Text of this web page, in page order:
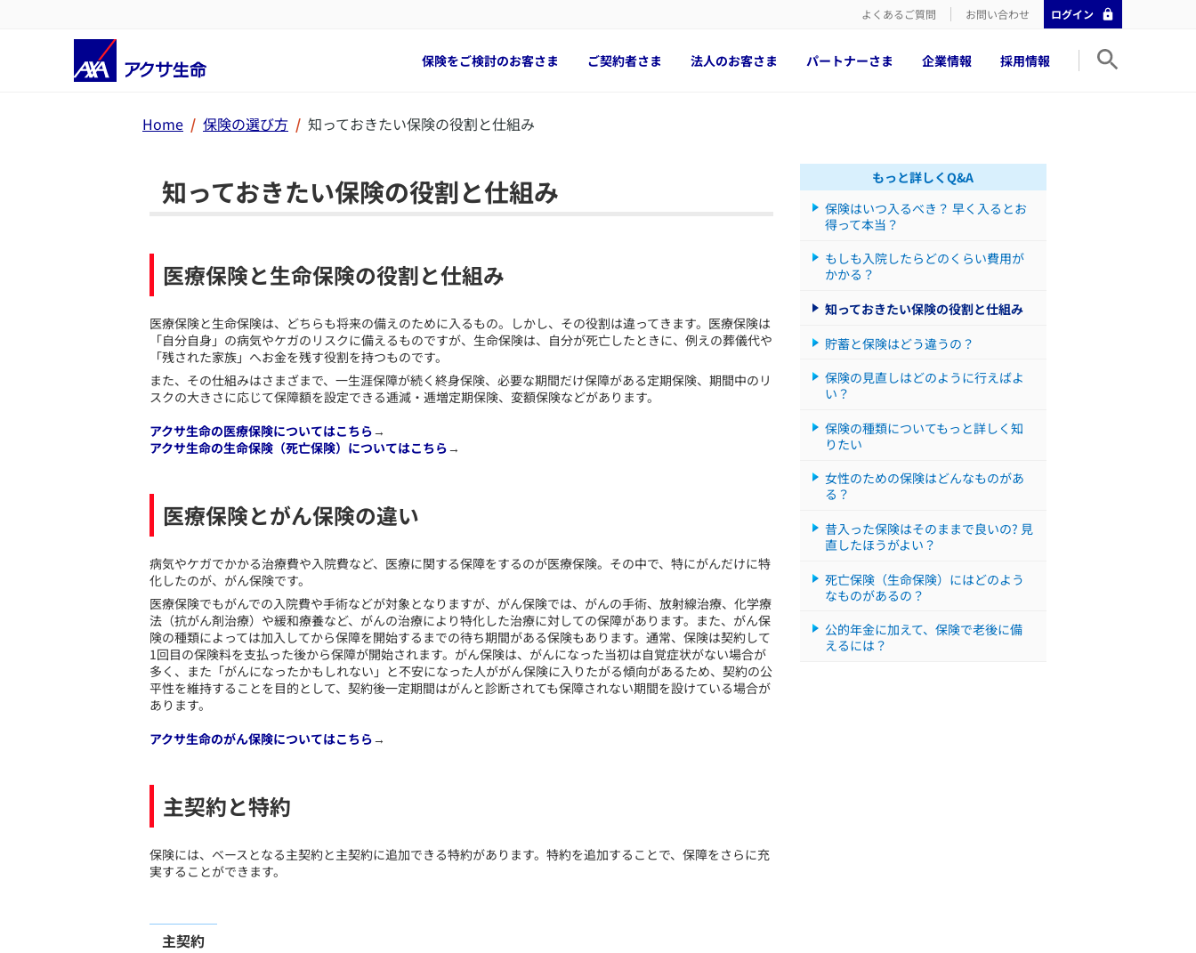
よくあるご質問 お問い合わせ ログイン
保険をご検討のお客さま ご契約者さま 法人のお客さま パートナーさま 企業情報 採用情報
Home 保険の選び方 知っておきたい保険の役割と仕組み
知っておきたい保険の役割と仕組み
医療保険と生命保険の役割と仕組み
​医療保険と生命保険は、どちらも将来の備えのために入るもの。しかし、その役割は違ってきます。医療保険は
「自分自身」の病気やケガのリスクに備えるものですが、生命保険は、自分が死亡したときに、例えの葬儀代や
「残された家族」へお金を残す役割を持つものです。
また、その仕組みはさまざまで、一生涯保障が続く終身保険、必要な期間だけ保障がある定期保険、期間中のリ
スクの大きさに応じて保障額を設定できる逓減・逓増定期保険、変額保険などがあります。
アクサ生命の医療保険についてはこちら→
アクサ生命の生命保険（死亡保険）についてはこちら→
医療保険とがん保険の違い
​病気やケガでかかる治療費や入院費など、医療に関する保障をするのが医療保険。その中で、特にがんだけに特
化したのが、がん保険です。
医療保険でもがんでの入院費や手術などが対象となりますが、がん保険では、がんの手術、放射線治療、化学療
法（抗がん剤治療）や緩和療養など、がんの治療により特化した治療に対しての保障があります。また、がん保
険の種類によっては加入してから保障を開始するまでの待ち期間がある保険もあります。通常、保険は契約して
1回目の保険料を支払った後から保障が開始されます。がん保険は、がんになった当初は自覚症状がない場合が
多く、また「がんになったかもしれない」と不安になった人ががん保険に入りたがる傾向があるため、契約の公
平性を維持することを目的として、契約後一定期間はがんと診断されても保障されない期間を設けている場合が
あります。
アクサ生命のがん保険についてはこちら→
主契約と特約
​保険には、ベースとなる主契約と主契約に追加できる特約があります。特約を追加することで、保障をさらに充
実することができます。
主契約
もっと詳しくQ&A
保険はいつ入るべき？ 早く入るとお
得って本当？
もしも入院したらどのくらい費用が
かかる？
知っておきたい保険の役割と仕組み
貯蓄と保険はどう違うの？
保険の見直しはどのように行えばよ
い？
保険の種類についてもっと詳しく知
りたい
女性のための保険はどんなものがあ
る？
昔入った保険はそのままで良いの? 見
直したほうがよい？
死亡保険（生命保険）にはどのよう
なものがあるの？
公的年金に加えて、保険で老後に備
えるには？